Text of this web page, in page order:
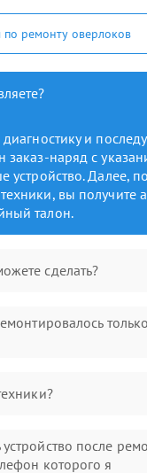
по ремонту оверлоков
и
заказ-наряд с
устройство. Далее,
вы получите
талон.
сделать?
только
после
которого я